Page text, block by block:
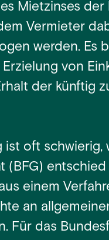
Mietzinses
Vermieter
werden. Es
von
der künftig
oft schwierig,
(BFG)
einem
an
Für das